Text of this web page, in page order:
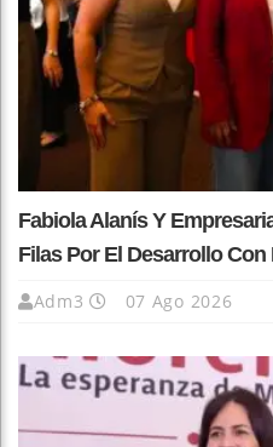
Fabiola Alanís Y
Filas Por El Desarrollo
Adm3 07 Ago 2026